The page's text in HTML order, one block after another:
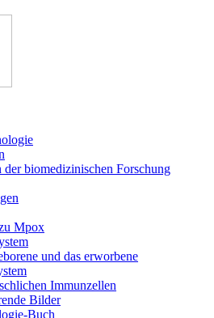
der biomedizinischen Forschung
Mpox
und das erworbene
Immunzellen
Bilder
Buch